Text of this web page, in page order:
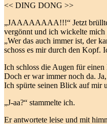
<< DING DONG >>
„JAAAAAAAA!!!“ Jetzt
vergönnt und ich wickelte
„Wer das auch immer ist, der
schoss es mir durch den Kopf.
Ich schloss die Augen für
Doch er war immer noch da.
Ich spürte seinen Blick auf mir
„J-aa?“ stammelte ich.
Er antwortete leise und mit